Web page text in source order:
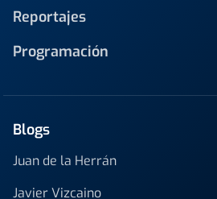
Reportajes
Programación
Blogs
Juan de la Herrán
Javier Vizcaino